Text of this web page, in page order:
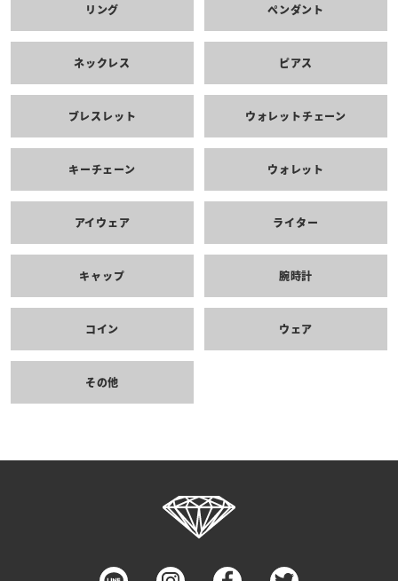
リング ペンダント
ネックレス ピアス
ブレスレット ウォレットチェーン
キーチェーン ウォレット
アイウェア ライター
キャップ 腕時計
コイン ウェア
その他